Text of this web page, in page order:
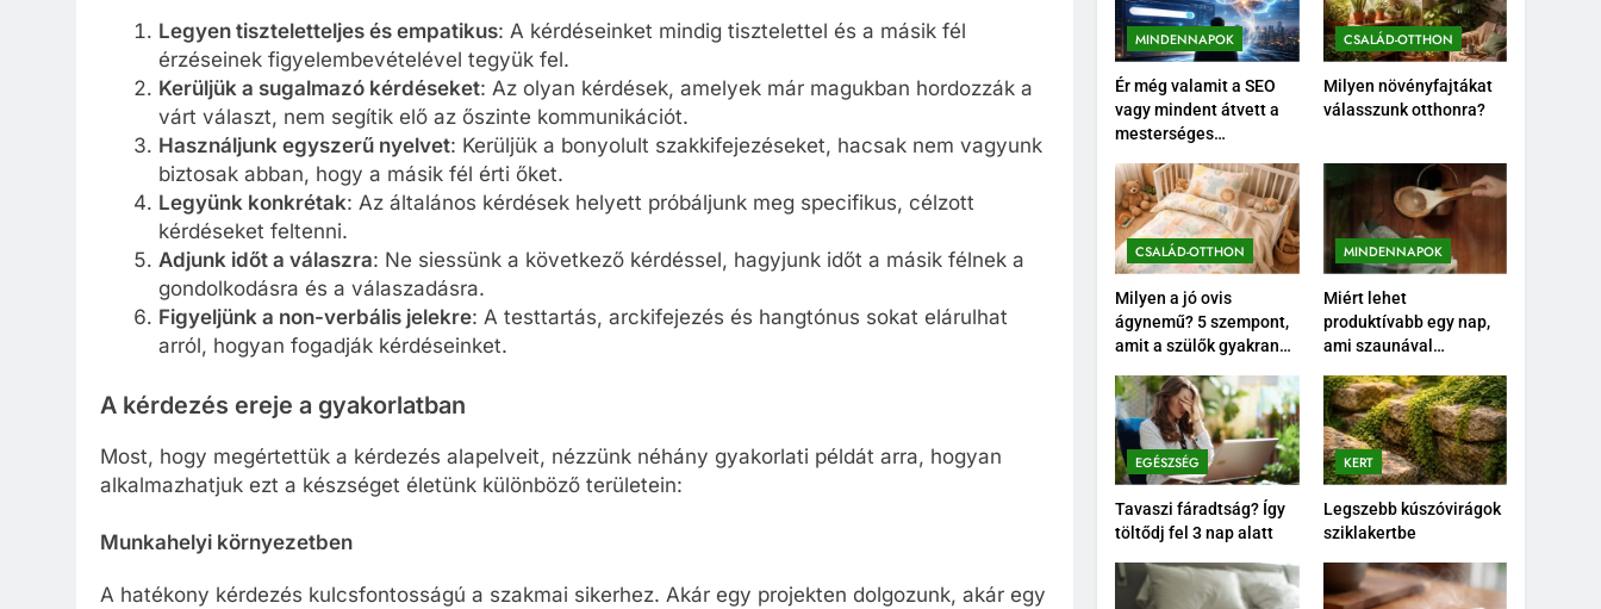
Legyen tiszteletteljes és empatikus: A kérdéseinket mindig tisztelettel és a másik fél
érzéseinek figyelembevételével tegyük fel.
Kerüljük a sugalmazó kérdéseket: Az olyan kérdések, amelyek már magukban hordozzák a
várt választ, nem segítik elő az őszinte kommunikációt.
Használjunk egyszerű nyelvet: Kerüljük a bonyolult szakkifejezéseket, hacsak nem vagyunk
biztosak abban, hogy a másik fél érti őket.
Legyünk konkrétak: Az általános kérdések helyett próbáljunk meg specifikus, célzott
kérdéseket feltenni.
Adjunk időt a válaszra: Ne siessünk a következő kérdéssel, hagyjunk időt a másik félnek a
gondolkodásra és a válaszadásra.
Figyeljünk a non-verbális jelekre: A testtartás, arckifejezés és hangtónus sokat elárulhat
arról, hogyan fogadják kérdéseinket.
A kérdezés ereje a gyakorlatban
Most, hogy megértettük a kérdezés alapelveit, nézzünk néhány gyakorlati példát arra, hogyan
alkalmazhatjuk ezt a készséget életünk különböző területein:
Munkahelyi környezetben
A hatékony kérdezés kulcsfontosságú a szakmai sikerhez. Akár egy projekten dolgozunk, akár egy
MINDENNAPOK
Ér még valamit a SEO
vagy mindent átvett a
mesterséges
CSALÁD-OTTHON
Milyen növényfajtákat
válasszunk otthonra?
CSALÁD-OTTHON
Milyen a jó ovis
ágynemű? 5 szempont,
amit a szülők gyakran
MINDENNAPOK
Miért lehet
produktívabb egy nap,
ami szaunával
EGÉSZSÉG
Tavaszi fáradtság? Így
töltődj fel 3 nap alatt
KERT
Legszebb kúszóvirágok
sziklakertbe